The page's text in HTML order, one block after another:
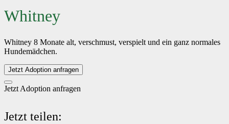
Whitney
Whitney 8 Monate alt, verschmust, verspielt und ein ganz normales
Hundemädchen.
Jetzt Adoption anfragen
Jetzt Adoption anfragen
Jetzt teilen: